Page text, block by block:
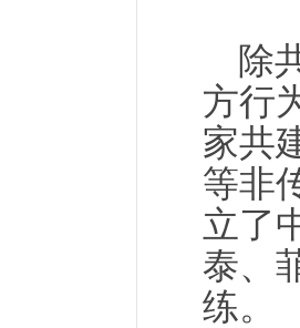
除
方行
家共
等非
立了
泰、
练。